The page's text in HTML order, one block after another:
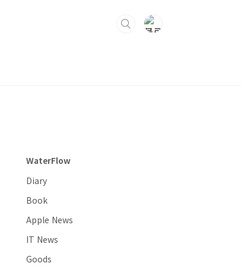
WaterFlow
Diary
Book
Apple News
IT News
Goods